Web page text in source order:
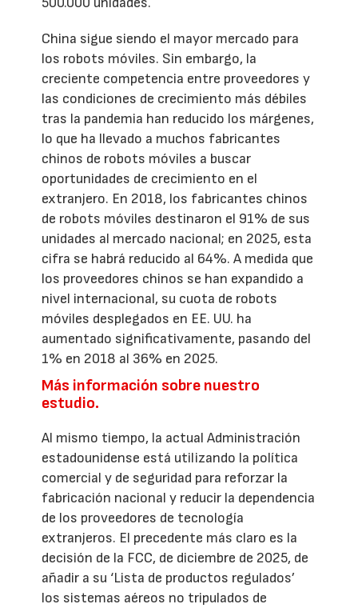
China sigue siendo el mayor mercado para
los robots móviles. Sin embargo, la
creciente competencia entre proveedores y
las condiciones de crecimiento más débiles
tras la pandemia han reducido los márgenes,
lo que ha llevado a muchos fabricantes
chinos de robots móviles a buscar
oportunidades de crecimiento en el
extranjero. En 2018, los fabricantes chinos
de robots móviles destinaron el 91% de sus
unidades al mercado nacional; en 2025, esta
cifra se habrá reducido al 64%. A medida que
los proveedores chinos se han expandido a
nivel internacional, su cuota de robots
móviles desplegados en EE. UU. ha
aumentado significativamente, pasando del
1% en 2018 al 36% en 2025.
Más información sobre nuestro
estudio.
Al mismo tiempo, la actual Administración
estadounidense está utilizando la política
comercial y de seguridad para reforzar la
fabricación nacional y reducir la dependencia
de los proveedores de tecnología
extranjeros. El precedente más claro es la
decisión de la FCC, de diciembre de 2025, de
añadir a su ‘Lista de productos regulados’
los sistemas aéreos no tripulados de